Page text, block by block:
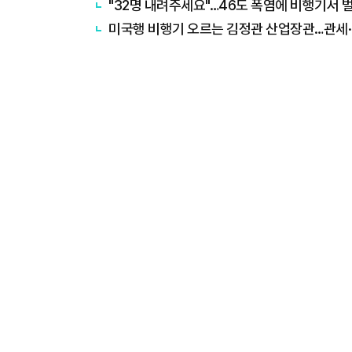
"32명 내려주세요"…46도 폭염에 비행기서
미국행 비행기 오르는 김정관 산업장관…관세